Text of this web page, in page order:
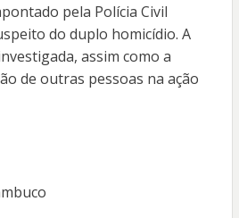
pela Polícia Civil
do duplo homicídio. A
assim como a
de outras pessoas na ação